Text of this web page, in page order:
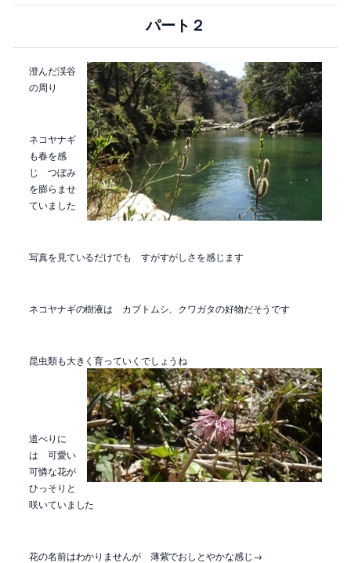
パート２
澄んだ渓谷
の周り
ネコヤナギ
も春を感
じ つぼみ
を膨らませ
ていました
写真を見ているだけでも すがすがしさを感じます
ネコヤナギの樹液は カブトムシ、クワガタの好物だそうです
昆虫類も大きく育っていくでしょうね
道べりに
は 可愛い
可憐な花が
ひっそりと
咲いていました
花の名前はわかりませんが 薄紫でおしとやかな感じ→